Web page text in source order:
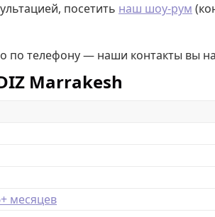
посетить наш шоу-рум
телефону — наши контакты вы
Marrakesh
месяцев